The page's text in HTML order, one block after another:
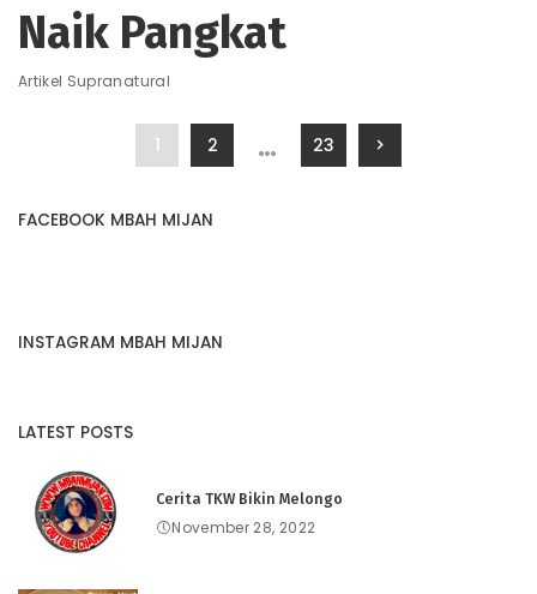
Naik Pangkat
Artikel Supranatural
1 2 … 23
FACEBOOK MBAH MIJAN
INSTAGRAM MBAH MIJAN
LATEST POSTS
Cerita TKW Bikin Melongo
November 28, 2022